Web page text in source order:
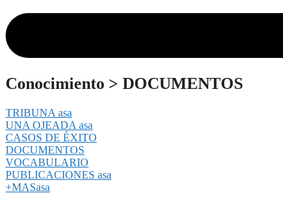
Conocimiento > DOCUMENTOS
TRIBUNA asa
UNA OJEADA asa
CASOS DE ÉXITO
DOCUMENTOS
VOCABULARIO
PUBLICACIONES asa
+MASasa